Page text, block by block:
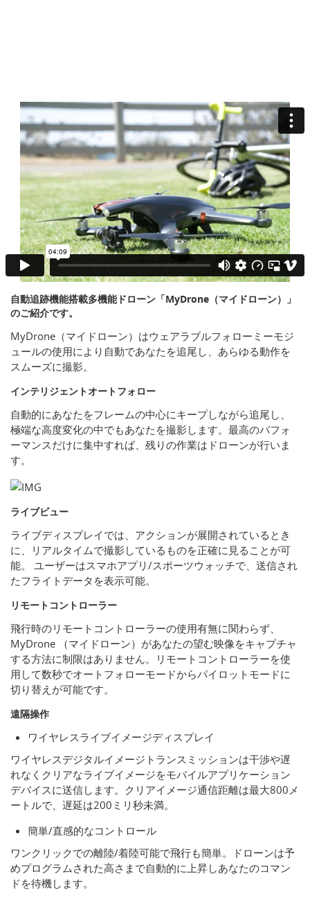
自動追跡機能搭載多機能ドローン「MyDrone（マイドローン）」
のご紹介です。
MyDrone（マイドローン）はウェアラブルフォローミーモジ
ュールの使用により自動であなたを追尾し、あらゆる動作を
スムーズに撮影。
インテリジェントオートフォロー
自動的にあなたをフレームの中心にキープしながら追尾し、
極端な高度変化の中でもあなたを撮影します。最高のパフォ
ーマンスだけに集中すれば、残りの作業はドローンが行いま
す。
ライブビュー
ライブディスプレイでは、アクションが展開されているとき
に、リアルタイムで撮影しているものを正確に見ることが可
能。 ユーザーはスマホアプリ/スポーツウォッチで、送信され
たフライトデータを表示可能。
リモートコントローラー
飛行時のリモートコントローラーの使用有無に関わらず、
MyDrone （マイドローン）があなたの望む映像をキャプチャ
する方法に制限はありません。リモートコントローラーを使
用して数秒でオートフォローモードからパイロットモードに
切り替えが可能です。
遠隔操作
ワイヤレスライブイメージディスプレイ
ワイヤレスデジタルイメージトランスミッションは干渉や遅
れなくクリアなライブイメージをモバイルアプリケーション
デバイスに送信します。クリアイメージ通信距離は最大800メ
ートルで、遅延は200ミリ秒未満。
簡単/直感的なコントロール
ワンクリックでの離陸/着陸可能で飛行も簡単。ドローンは予
めプログラムされた高さまで自動的に上昇しあなたのコマン
ドを待機します。